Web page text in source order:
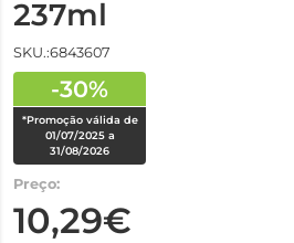
237ml
SKU.:6843607
-30%
*Promoção válida de
01/07/2025 a
31/08/2026
Preço:
10,29€